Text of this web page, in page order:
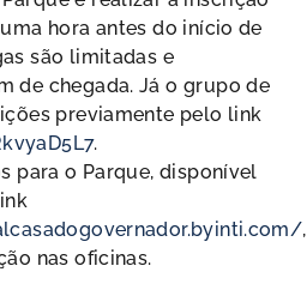
hora antes do início de
são limitadas e
de chegada. Já o grupo de
previamente pelo link
.
para o Parque, disponível
,
nas oficinas.